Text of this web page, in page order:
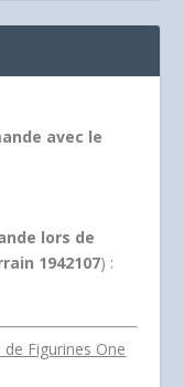
avec le
lors de
1942107) :
Figurines One